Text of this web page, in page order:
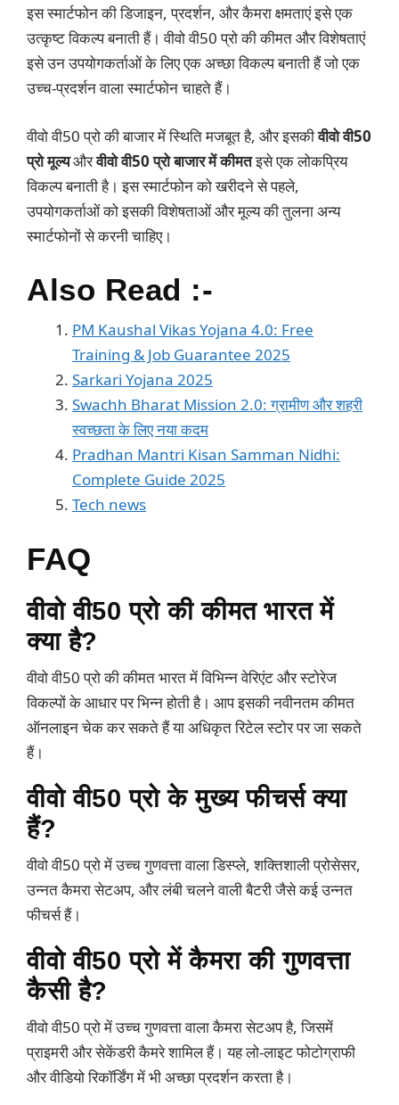
इस स्मार्टफोन की डिजाइन, प्रदर्शन, और कैमरा क्षमताएं इसे एक
उत्कृष्ट विकल्प बनाती हैं। वीवो वी50 प्रो की कीमत और विशेषताएं
इसे उन उपयोगकर्ताओं के लिए एक अच्छा विकल्प बनाती हैं जो एक
उच्च-प्रदर्शन वाला स्मार्टफोन चाहते हैं।
वीवो वी50 प्रो की बाजार में स्थिति मजबूत है, और इसकीवीवो वी50
प्रो मूल्यऔरवीवो वी50 प्रो बाजार में कीमतइसे एक लोकप्रिय
विकल्प बनाती है। इस स्मार्टफोन को खरीदने से पहले,
उपयोगकर्ताओं को इसकी विशेषताओं और मूल्य की तुलना अन्य
स्मार्टफोनों से करनी चाहिए।
Also Read :-
PM Kaushal Vikas Yojana 4.0: Free
Training & Job Guarantee 2025
Sarkari Yojana 2025
Swachh Bharat Mission 2.0: ग्रामीण और शहरी
स्वच्छता के लिए नया कदम
Pradhan Mantri Kisan Samman Nidhi:
Complete Guide 2025
Tech news
FAQ
वीवो वी50 प्रो की कीमत भारत में
क्या है?
वीवो वी50 प्रो की कीमत भारत में विभिन्न वेरिएंट और स्टोरेज
विकल्पों के आधार पर भिन्न होती है। आप इसकी नवीनतम कीमत
ऑनलाइन चेक कर सकते हैं या अधिकृत रिटेल स्टोर पर जा सकते
हैं।
वीवो वी50 प्रो के मुख्य फीचर्स क्या
हैं?
वीवो वी50 प्रो में उच्च गुणवत्ता वाला डिस्प्ले, शक्तिशाली प्रोसेसर,
उन्नत कैमरा सेटअप, और लंबी चलने वाली बैटरी जैसे कई उन्नत
फीचर्स हैं।
वीवो वी50 प्रो में कैमरा की गुणवत्ता
कैसी है?
वीवो वी50 प्रो में उच्च गुणवत्ता वाला कैमरा सेटअप है, जिसमें
प्राइमरी और सेकेंडरी कैमरे शामिल हैं। यह लो-लाइट फोटोग्राफी
और वीडियो रिकॉर्डिंग में भी अच्छा प्रदर्शन करता है।